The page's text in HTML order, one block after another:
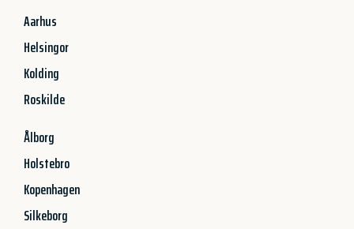
Aarhus
Helsingor
Kolding
Roskilde
Ålborg
Holstebro
Kopenhagen
Silkeborg